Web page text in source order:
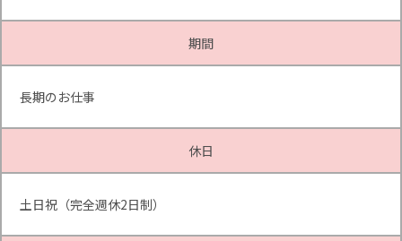
期間
長期のお仕事
休日
土日祝（完全週休2日制）